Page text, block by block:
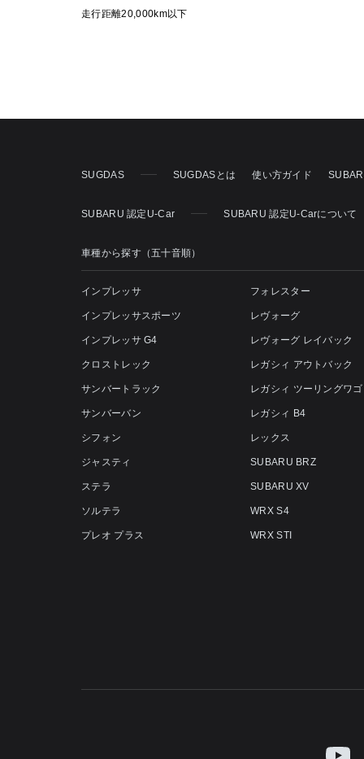
走行距離20,000km以下
SUGDAS SUGDASとは 使い方ガイド
SUBARU 認定U-Car SUBARU 認定U-Carについて
車種から探す（五十音順）
インプレッサ
インプレッサスポーツ
インプレッサ G4
クロストレック
サンバートラック
サンバーバン
シフォン
ジャスティ
ステラ
ソルテラ
プレオ プラス
フォレスター
レヴォーグ
レヴォーグ レイバック
レガシィ アウトバック
レガシィ ツーリングワ
レガシィ B4
レックス
SUBARU BRZ
SUBARU XV
WRX S4
WRX STI